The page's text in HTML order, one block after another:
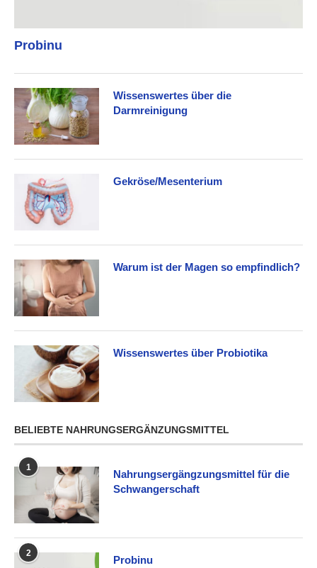
Probinu
Wissenswertes über die
Darmreinigung
Gekröse/Mesenterium
Warum ist der Magen so empfindlich?
Wissenswertes über Probiotika
BELIEBTE NAHRUNGSERGÄNZUNGSMITTEL
1
Nahrungsergängzungsmittel für die
Schwangerschaft
2
Probinu